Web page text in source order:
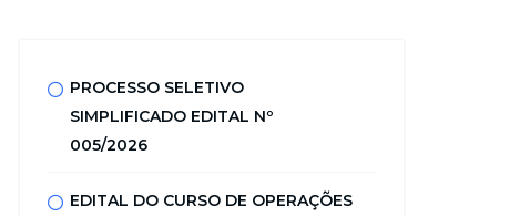
PROCESSO SELETIVO
SIMPLIFICADO EDITAL Nº
005/2026
EDITAL DO CURSO DE OPERAÇÕES